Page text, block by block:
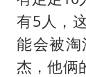
有5人，
能会被
杰，他俩